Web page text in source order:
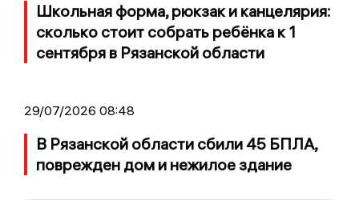
Школьная форма, рюкзак и канцелярия:
сколько стоит собрать ребёнка к 1
сентября в Рязанской области
29/07/2026 08:48
В Рязанской области сбили 45 БПЛА,
поврежден дом и нежилое здание